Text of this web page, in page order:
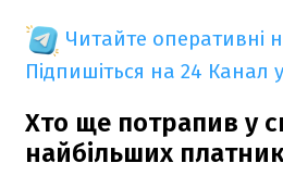
Читайте
Підпишіться на 24 Канал
Хто ще потрапив у
найбільших